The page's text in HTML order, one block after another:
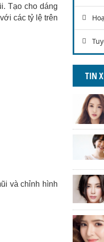
Tạo cho dáng
các tỷ lệ trên
và chỉnh hình
TIN